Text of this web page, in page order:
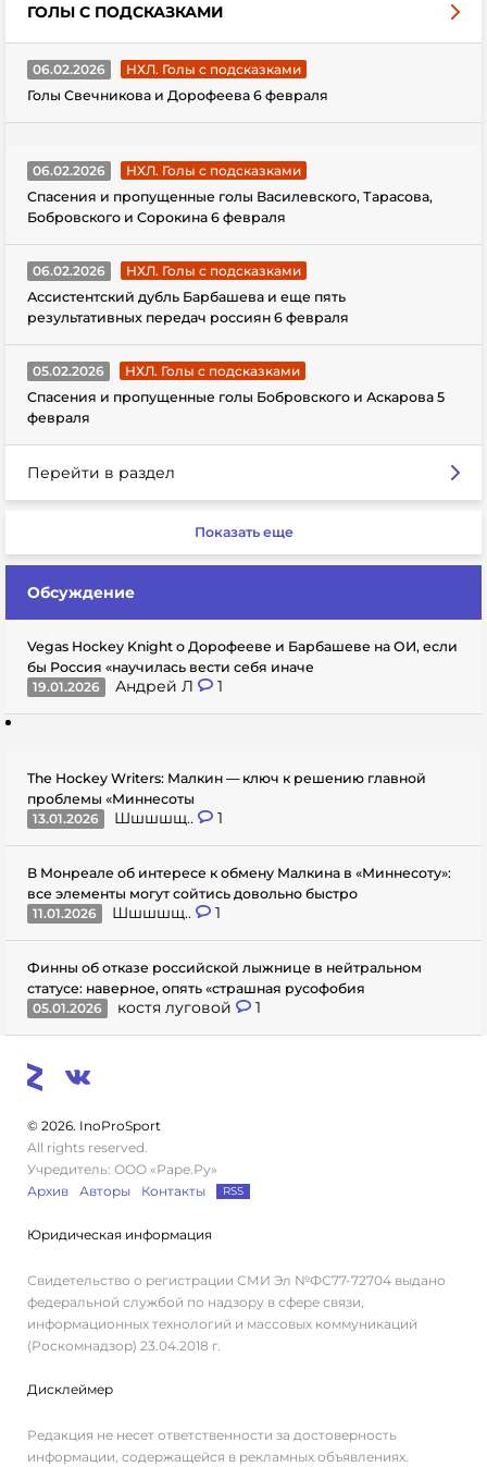
ГОЛЫ С ПОДСКАЗКАМИ
06.02.2026
НХЛ. Голы с подсказками
Голы Свечникова и Дорофеева 6 февраля
06.02.2026
НХЛ. Голы с подсказками
Спасения и пропущенные голы Василевского, Тарасова,
Бобровского и Сорокина 6 февраля
06.02.2026
НХЛ. Голы с подсказками
Ассистентский дубль Барбашева и еще пять
результативных передач россиян 6 февраля
05.02.2026
НХЛ. Голы с подсказками
Спасения и пропущенные голы Бобровского и Аскарова 5
февраля
Перейти в раздел
Показать еще
Обсуждение
Vegas Hockey Knight о Дорофееве и Барбашеве на ОИ, если
бы Россия «научилась вести себя иначе
19.01.2026
Андрей Л 1
The Hockey Writers: Малкин — ключ к решению главной
проблемы «Миннесоты
13.01.2026
Шшшшщ.. 1
В Монреале об интересе к обмену Малкина в «Миннесоту»:
все элементы могут сойтись довольно быстро
11.01.2026
Шшшшщ.. 1
Финны об отказе российской лыжнице в нейтральном
статусе: наверное, опять «страшная русофобия
05.01.2026
костя луговой 1
© 2026. InoProSport
All rights reserved.
Учредитель: ООО «Раре.Ру»
Архив
Авторы Контакты RSS
Юридическая информация
Свидетельство о регистрации СМИ Эл №ФС77-72704 выдано
федеральной службой по надзору в сфере связи,
информационных технологий и массовых коммуникаций
(Роскомнадзор) 23.04.2018 г.
Дисклеймер
Редакция не несет ответственности за достоверность
информации, содержащейся в рекламных объявлениях.